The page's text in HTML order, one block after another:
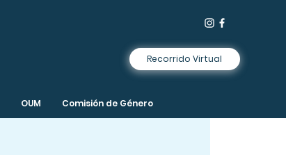
OUM Comisión de Género
Recorrido Virtual